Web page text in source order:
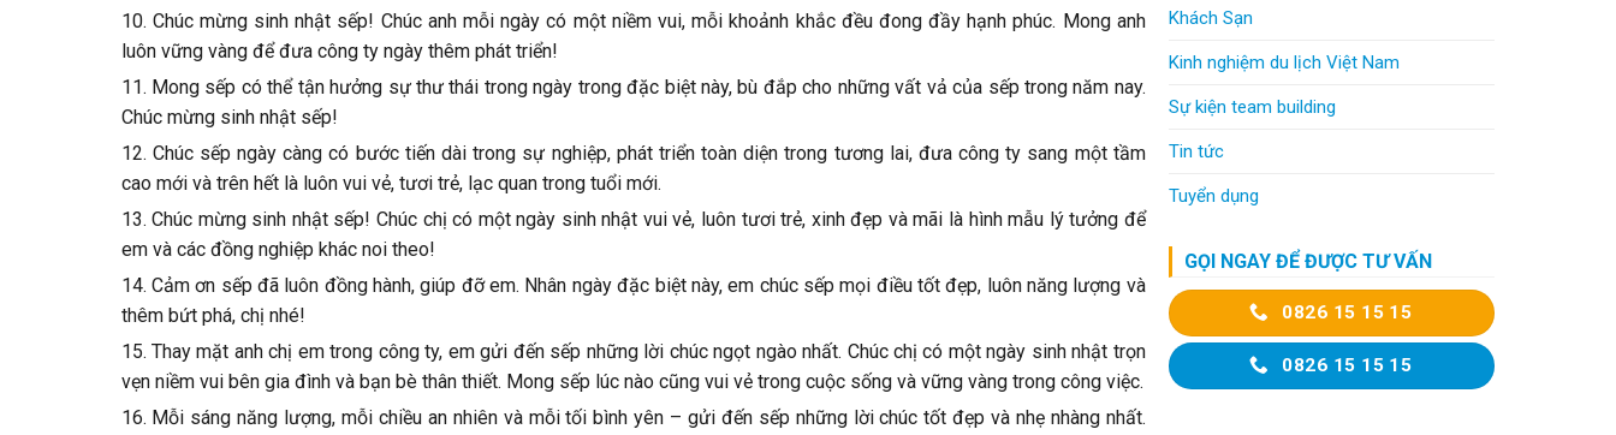
10. Chúc mừng sinh nhật sếp! Chúc anh mỗi ngày có một niềm vui, mỗi khoảnh khắc đều đong đầy hạnh phúc. Mong anh
luôn vững vàng để đưa công ty ngày thêm phát triển!
11. Mong sếp có thể tận hưởng sự thư thái trong ngày trong đặc biệt này, bù đắp cho những vất vả của sếp trong năm nay.
Chúc mừng sinh nhật sếp!
12. Chúc sếp ngày càng có bước tiến dài trong sự nghiệp, phát triển toàn diện trong tương lai, đưa công ty sang một tầm
cao mới và trên hết là luôn vui vẻ, tươi trẻ, lạc quan trong tuổi mới.
13. Chúc mừng sinh nhật sếp! Chúc chị có một ngày sinh nhật vui vẻ, luôn tươi trẻ, xinh đẹp và mãi là hình mẫu lý tưởng để
em và các đồng nghiệp khác noi theo!
14. Cảm ơn sếp đã luôn đồng hành, giúp đỡ em. Nhân ngày đặc biệt này, em chúc sếp mọi điều tốt đẹp, luôn năng lượng và
thêm bứt phá, chị nhé!
15. Thay mặt anh chị em trong công ty, em gửi đến sếp những lời chúc ngọt ngào nhất. Chúc chị có một ngày sinh nhật trọn
vẹn niềm vui bên gia đình và bạn bè thân thiết. Mong sếp lúc nào cũng vui vẻ trong cuộc sống và vững vàng trong công việc.
16. Mỗi sáng năng lượng, mỗi chiều an nhiên và mỗi tối bình yên – gửi đến sếp những lời chúc tốt đẹp và nhẹ nhàng nhất.
Khách Sạn
Kinh nghiệm du lịch Việt Nam
Sự kiện team building
Tin tức
Tuyển dụng
GỌI NGAY ĐỂ ĐƯỢC TƯ VẤN
0826 15 15 15
0826 15 15 15